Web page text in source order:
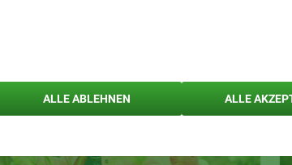
ALLE ABLEHNEN ALLE